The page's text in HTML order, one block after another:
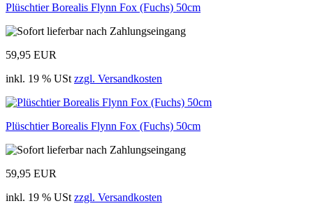
Plüschtier Borealis Flynn Fox (Fuchs) 50cm
59,95 EUR
inkl. 19 % USt zzgl. Versandkosten
Plüschtier Borealis Flynn Fox (Fuchs) 50cm
59,95 EUR
inkl. 19 % USt zzgl. Versandkosten